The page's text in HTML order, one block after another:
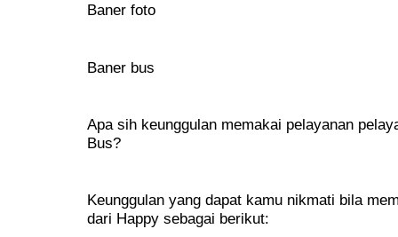
Baner foto
Baner bus
Apa sih keunggulan memakai pelayanan
Bus?
Keunggulan yang dapat kamu nikmati bila
dari Happy sebagai berikut: